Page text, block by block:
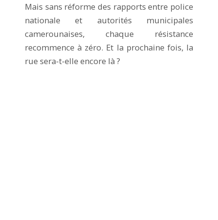
Mais sans réforme des rapports entre police
nationale et autorités municipales
camerounaises, chaque résistance
recommence à zéro. Et la prochaine fois, la
rue sera-t-elle encore là ?